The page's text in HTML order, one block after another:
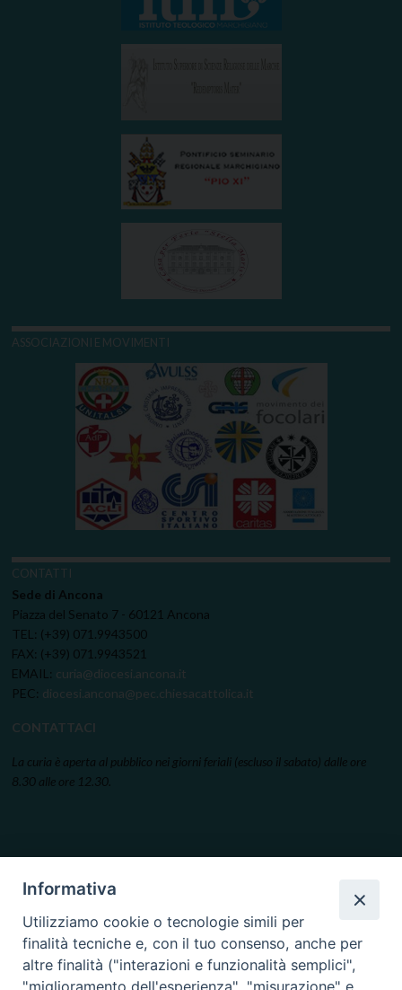
ASSOCIAZIONI E MOVIMENTI
CONTATTI
Sede di Ancona
Piazza del Senato 7 - 60121 Ancona
TEL: (+39) 071.9943500
FAX: (+39) 071.9943521
EMAIL: curia@diocesi.ancona.it
PEC: diocesi.ancona@pec.chiesacattolica.it
CONTATTACI
La curia è aperta al pubblico nei giorni feriali (escluso il sabato) dalle ore
8.30 alle ore 12.30.
Informativa
Utilizziamo cookie o tecnologie simili per
finalità tecniche e, con il tuo consenso, anche per
altre finalità ("interazioni e funzionalità semplici",